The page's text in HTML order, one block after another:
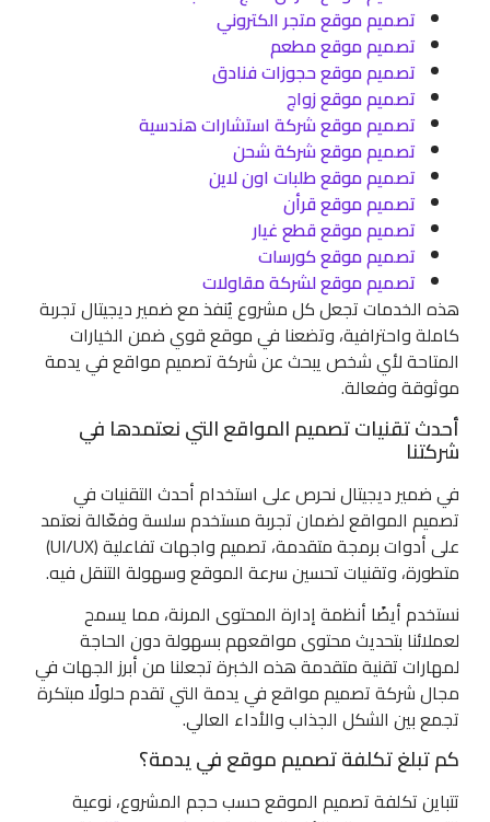
تصميم موقع متجر الكتروني
تصميم موقع مطعم
تصميم موقع حجوزات فنادق
تصميم موقع زواج
تصميم موقع شركة استشارات هندسية
تصميم موقع شركة شحن
تصميم موقع طلبات اون لاين
تصميم موقع قرأن
تصميم موقع قطع غيار
تصميم موقع كورسات
تصميم موقع لشركة مقاولات
هذه الخدمات تجعل كل مشروع يُنفذ مع ضمير ديجيتال تجربة
كاملة واحترافية، وتضعنا في موقع قوي ضمن الخيارات
المتاحة لأي شخص يبحث عن شركة تصميم مواقع في يدمة
موثوقة وفعالة.
أحدث تقنيات تصميم المواقع التي نعتمدها في
شركتنا
في ضمير ديجيتال نحرص على استخدام أحدث التقنيات في
تصميم المواقع لضمان تجربة مستخدم سلسة وفعّالة نعتمد
على أدوات برمجة متقدمة، تصميم واجهات تفاعلية (UI/UX)
متطورة، وتقنيات تحسين سرعة الموقع وسهولة التنقل فيه.
نستخدم أيضًا أنظمة إدارة المحتوى المرنة، مما يسمح
لعملائنا بتحديث محتوى مواقعهم بسهولة دون الحاجة
لمهارات تقنية متقدمة هذه الخبرة تجعلنا من أبرز الجهات في
مجال شركة تصميم مواقع في يدمة التي تقدم حلولًا مبتكرة
تجمع بين الشكل الجذاب والأداء العالي.
كم تبلغ تكلفة تصميم موقع في يدمة؟
تتباين تكلفة تصميم الموقع حسب حجم المشروع، نوعية